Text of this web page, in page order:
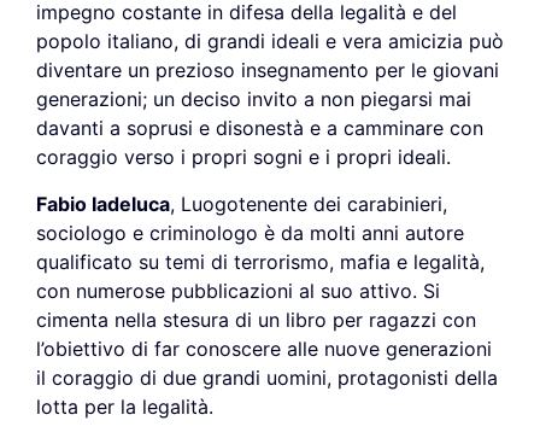
impegno costante in difesa della legalità e del
popolo italiano, di grandi ideali e vera amicizia può
diventare un prezioso insegnamento per le giovani
generazioni; un deciso invito a non piegarsi mai
davanti a soprusi e disonestà e a camminare con
coraggio verso i propri sogni e i propri ideali.
Fabio Iadeluca, Luogotenente dei carabinieri,
sociologo e criminologo è da molti anni autore
qualificato su temi di terrorismo, mafia e legalità,
con numerose pubblicazioni al suo attivo. Si
cimenta nella stesura di un libro per ragazzi con
l’obiettivo di far conoscere alle nuove generazioni
il coraggio di due grandi uomini, protagonisti della
lotta per la legalità.